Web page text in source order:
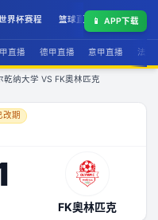
界杯赛程 篮球直播 联赛积分
📱 APP下载
直播 德甲直播 意甲直播 法甲
乾纳大学 VS FK奧林匹克
改期
FK奧林匹克